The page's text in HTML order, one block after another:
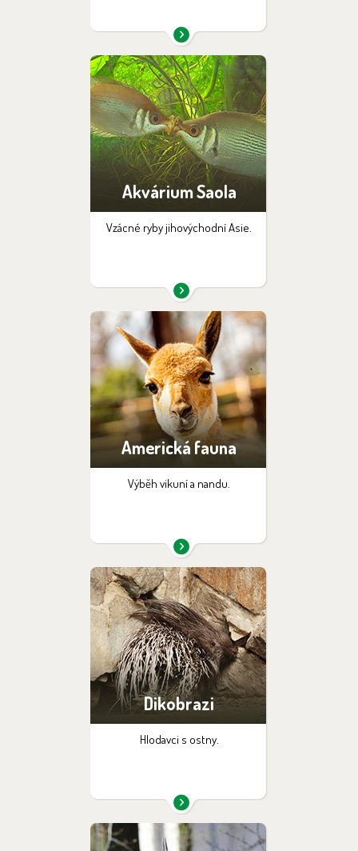
Akvárium Saola
Vzácné ryby jihovýchodní Asie.
Americká fauna
Výběh vikuní a nandu.
Dikobrazi
Hlodavci s ostny.